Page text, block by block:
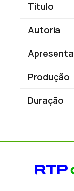
Título
Autoria
Produção
Duração